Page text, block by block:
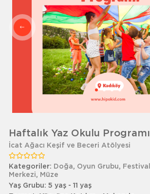
Haftalık Yaz Okulu Programı
İcat Ağacı Keşif ve Beceri Atölyesi
Kategoriler: Doğa, Oyun Grubu, Festival
Merkezi, Müze
Yaş Grubu: 5 yaş - 11 yaş